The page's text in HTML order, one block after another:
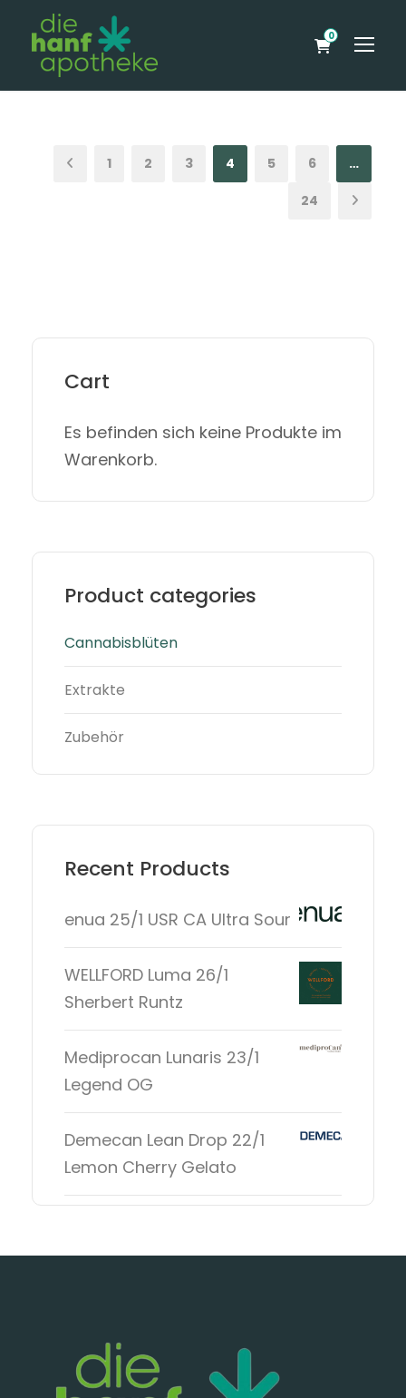
0
1 2 3 4 5 6 …
24
Cart
Es befinden sich keine Produkte im
Warenkorb.
Product categories
Cannabisblüten
Extrakte
Zubehör
Recent Products
enua 25/1 USR CA Ultra Sour
WELLFORD Luma 26/1
Sherbert Runtz
Mediprocan Lunaris 23/1
Legend OG
Demecan Lean Drop 22/1
Lemon Cherry Gelato